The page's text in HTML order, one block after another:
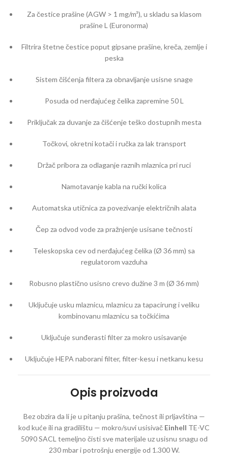
Za čestice prašine (AGW > 1 mg/m³), u skladu sa klasom
prašine L (Euronorma)
Filtrira štetne čestice poput gipsane prašine, kreča, zemlje i
peska
Sistem čišćenja filtera za obnavljanje usisne snage
Posuda od nerđajućeg čelika zapremine 50 L
Priključak za duvanje za čišćenje teško dostupnih mesta
Točkovi, okretni kotači i ručka za lak transport
Držač pribora za odlaganje raznih mlaznica pri ruci
Namotavanje kabla na ručki kolica
Automatska utičnica za povezivanje električnih alata
Čep za odvod vode za pražnjenje usisane tečnosti
Teleskopska cev od nerđajućeg čelika (Ø 36 mm) sa
regulatorom vazduha
Robusno plastično usisno crevo dužine 3 m (Ø 36 mm)
Uključuje usku mlaznicu, mlaznicu za tapacirung i veliku
kombinovanu mlaznicu sa točkićima
Uključuje sunđerasti filter za mokro usisavanje
Uključuje HEPA naborani filter, filter-kesu i netkanu kesu
Opis proizvoda
Bez obzira da li je u pitanju prašina, tečnost ili prljavština —
kod kuće ili na gradilištu — mokro/suvi usisivač Einhell TE-VC
5090 SACL temeljno čisti sve materijale uz usisnu snagu od
230 mbar i potrošnju energije od 1.300 W.